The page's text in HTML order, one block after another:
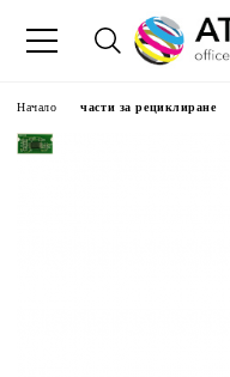
Начало части за рециклиране